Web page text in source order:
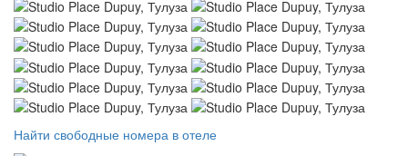
Найти свободные номера в отеле